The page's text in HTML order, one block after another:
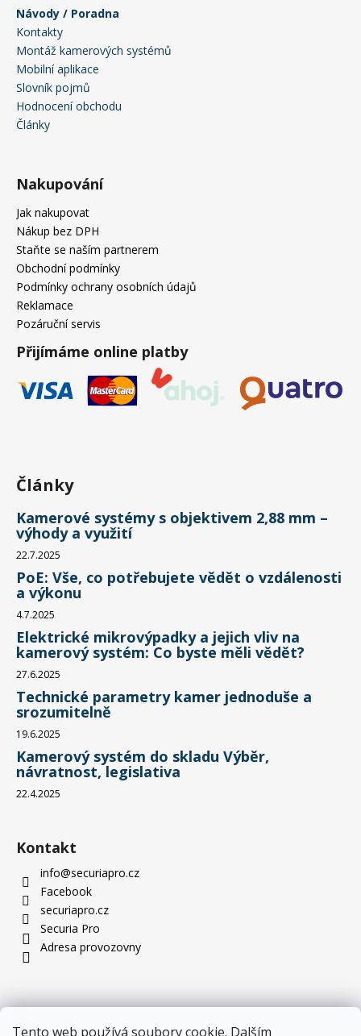
Tento web používá soubory cookie. Dalším
Návody / Poradna
Kontakty
Montáž kamerových systémů
Mobilní aplikace
Slovník pojmů
Hodnocení obchodu
Články
Nakupování
Jak nakupovat
Nákup bez DPH
Staňte se naším partnerem
Obchodní podmínky
Podmínky ochrany osobních údajů
Reklamace
Pozáruční servis
Přijímáme online platby
Články
Kamerové systémy s objektivem 2,88 mm –
výhody a využití
22.7.2025
PoE: Vše, co potřebujete vědět o vzdálenosti
a výkonu
4.7.2025
Elektrické mikrovýpadky a jejich vliv na
kamerový systém: Co byste měli vědět?
27.6.2025
Technické parametry kamer jednoduše a
srozumitelně
19.6.2025
Kamerový systém do skladu Výběr,
návratnost, legislativa
22.4.2025
Kontakt
info@securiapro.cz
Facebook
securiapro.cz
Securia Pro
Adresa provozovny